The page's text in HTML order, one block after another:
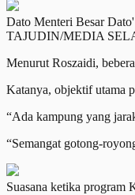
Dato Menteri Besar
TAJUDIN/MEDIA
Menurut Roszaidi,
Katanya, objektif utama
“Ada kampung yang
“Semangat gotong-
Suasana ketika